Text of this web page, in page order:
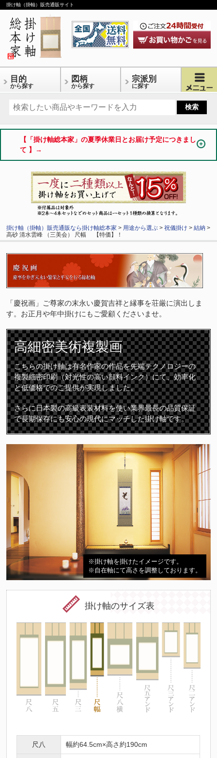
掛け軸（掛軸）販売通販サイト
目的
から探す
図柄
から探す
宗派別
に探す
【「掛け軸総本家」の夏季休業日とお届け予定につきまし
て 】→
掛け軸（掛軸）販売通販なら掛け軸総本家 > 用途から選ぶ >祝儀掛け >結納 >
高砂 清水雲峰 （三美会） 尺幅 【特価】！
「慶祝画」ご尊家の末永い慶賀吉祥と縁事を荘厳に演出しま
す。お正月や年中掛けにもご愛顧くださいませ。
高細密美術複製画
こちらの掛け軸は有名作家の作品を先端テクノロジーの
複製細密印刷（対光性の高い顔料インク）にて、効率化
と低価格でのご提供が実現しました。
さらに日本製の高級表装材料を使い業界最長の品質保証
で長期保存にも安心の現代にマッチした掛け軸です。
※掛け軸を掛けたイメージです。
※自在軸にて高さを調整しております。
掛け軸のサイズ表
尺八 幅約64.5cm×高さ約190cm